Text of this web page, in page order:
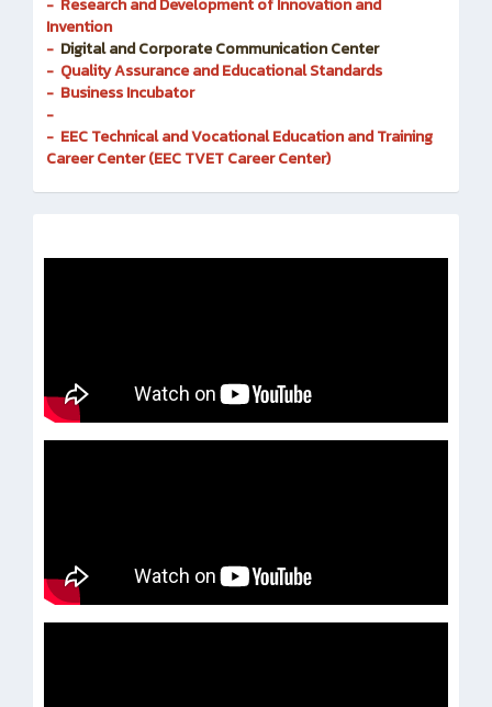
- Plan and Budget
- Research and Development of Innovation and
Invention
- Digital and Corporate Communication Center
- Quality Assurance and Educational Standards
- Business Incubator
-
- EEC Technical and Vocational Education and Training
Career Center (EEC TVET Career Center)